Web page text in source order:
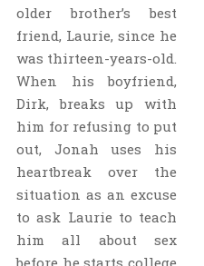
older brother’s best
friend, Laurie, since he
was thirteen-years-old.
When his boyfriend,
Dirk, breaks up with
him for refusing to put
out, Jonah uses his
heartbreak over the
situation as an excuse
to ask Laurie to teach
him all about sex
before he starts college